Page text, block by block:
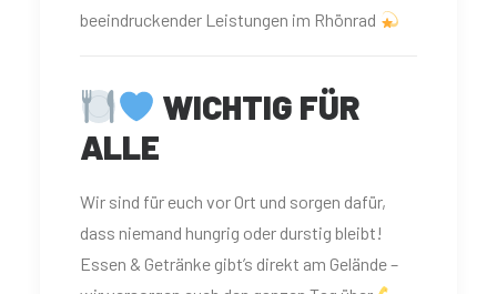
beeindruckender Leistungen im Rhönrad
WICHTIG FÜR
ALLE
Wir sind für euch vor Ort und sorgen dafür,
dass niemand hungrig oder durstig bleibt!
Essen & Getränke gibt’s direkt am Gelände –